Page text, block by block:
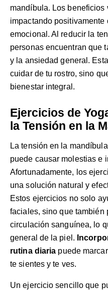
mandíbula. Los beneficios
impactando positivamente
emocional. Al reducir la
personas encuentran que
y la ansiedad general.
cuidar de tu rostro, sino
bienestar integral.
Ejercicios de
la Tensión en la
La tensión en la
puede causar molestias e
Afortunadamente, los
una solución natural y
Estos ejercicios no solo
faciales, sino que también
circulación sanguínea, lo
general de la piel.
rutina diaria puede
te sientes y te ves.
Un ejercicio sencillo que